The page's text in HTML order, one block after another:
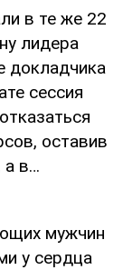
в те же 22
лидера
докладчика
сессия
оставив
а в…
мужчин
у сердца